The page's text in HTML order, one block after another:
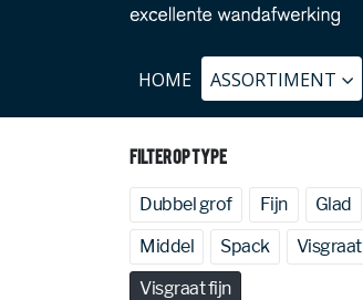
HOME ASSORTIMENT
Filter Op Type
Dubbel grof Fijn
Glad
Middel
Spack
Visgraat
Visgraat fijn